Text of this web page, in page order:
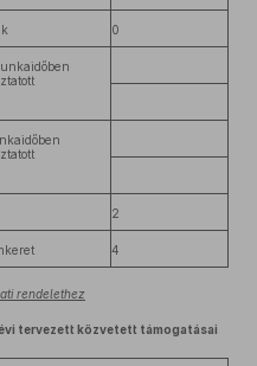
0
2
4
rendelethez
tervezett közvetett támogatásai